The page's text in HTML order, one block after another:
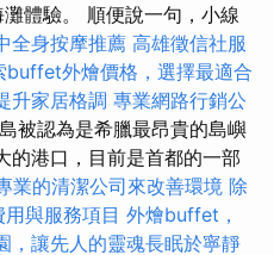
體驗。 順便說一句，小線
全身按摩推薦 高雄徵信社服
buffet外燴價格，選擇最適合
升家居格調 專業網路行銷公
被認為是希臘最昂貴的島嶼
的港口，目前是首都的一部
業的清潔公司來改善環境 除
與服務項目 外燴buffet，
，讓先人的靈魂長眠於寧靜